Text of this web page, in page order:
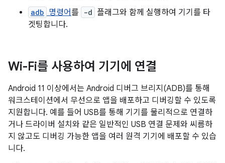
adb 명령어를 -d 플래그와 함께 실행하여 기기를 타
겟팅합니다.
Wi-Fi를 사용하여 기기에 연결
Android 11 이상에서는 Android 디버그 브리지(ADB)를 통해
워크스테이션에서 무선으로 앱을 배포하고 디버깅할 수 있도록
지원합니다. 예를 들어 USB를 통해 기기를 물리적으로 연결하
거나 드라이버 설치와 같은 일반적인 USB 연결 문제와 씨름하
지 않고도 디버깅 가능한 앱을 여러 원격 기기에 배포할 수 있습
니다.